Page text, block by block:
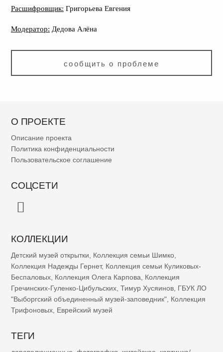
Расшифровщик: Григорьева Евгения
Модератор: Дедова Алёна
сообщить о проблеме
О ПРОЕКТЕ
Описание проекта
Политика конфиденциальности
Пользовательское соглашение
СОЦСЕТИ
КОЛЛЕКЦИИ
Детский музей открытки Коллекция семьи Шимко
Коллекция Надежды Гернет, Коллекция семьи Куликовых-
Беспаловых Коллекция Олега Карпова
Коллекция
Гречинских-Гуленко-Цибульских Тимур Хусяинов ГБУК ЛО
"Выборгский объединенный музей-заповедник" Коллекция
Трифоновых Еврейский музей
ТЕГИ